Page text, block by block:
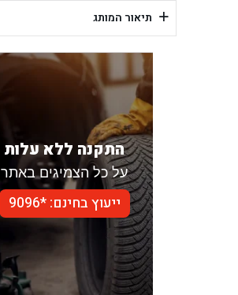
+ תיאור המותג
התקנה ללא עלות
על כל הצמיגים באתר
ייעוץ בחינם: *9096